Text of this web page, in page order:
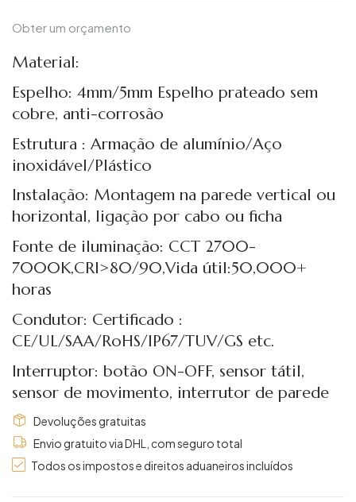
Obter um orçamento
Material:
Espelho: 4mm/5mm Espelho prateado sem
cobre, anti-corrosão
Estrutura : Armação de alumínio/Aço
inoxidável/Plástico
Instalação: Montagem na parede vertical ou
horizontal, ligação por cabo ou ficha
Fonte de iluminação: CCT 2700-
7000K,CRI>80/90,Vida útil:50,000+
horas
Condutor: Certificado :
CE/UL/SAA/RoHS/IP67/TUV/GS etc.
Interruptor: botão ON-OFF, sensor tátil,
sensor de movimento, interrutor de parede
Devoluções gratuitas
Envio gratuito via DHL, com seguro total
Todos os impostos e direitos aduaneiros incluídos